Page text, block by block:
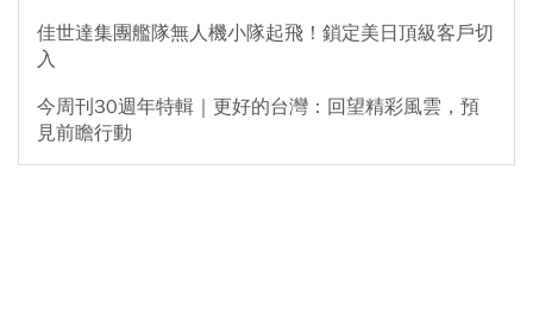
佳世達集團艦隊無人機小隊起飛！鎖定美日頂級客戶切
入
今周刊30週年特輯｜更好的台灣：回望精彩風雲，預
見前瞻行動